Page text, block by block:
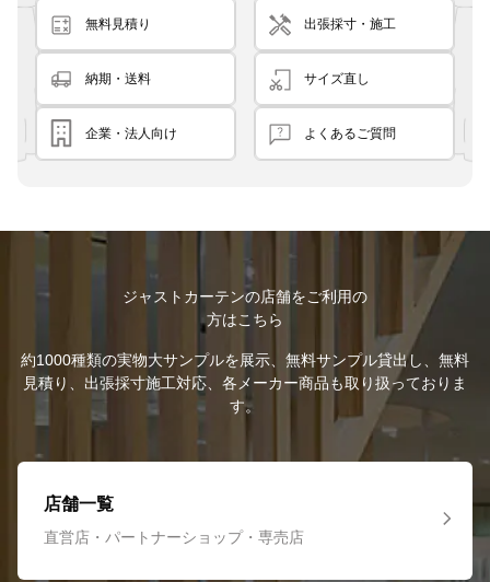
無料見積り 出張採寸・施工
納期・送料 サイズ直し
企業・法人向け よくあるご質問
ジャストカーテンの店舗をご利用の
方はこちら
約1000種類の実物大サンプルを展示、無料サンプル貸出し、無料
見積り、出張採寸施工対応、各メーカー商品も取り扱っておりま
す。
店舗一覧
直営店・パートナーショップ・専売店